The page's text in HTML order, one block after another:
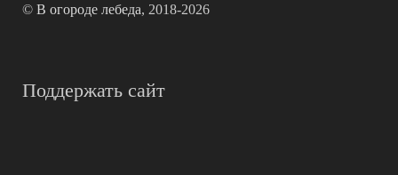
© В огороде лебеда, 2018-2026
Поддержать сайт